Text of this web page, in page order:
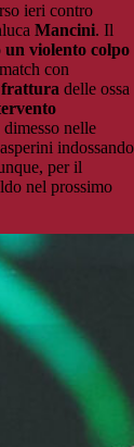
ieri contro
Mancini. Il
un violento colpo
con
frattura delle ossa
nelle
indossando
per il
nel prossimo